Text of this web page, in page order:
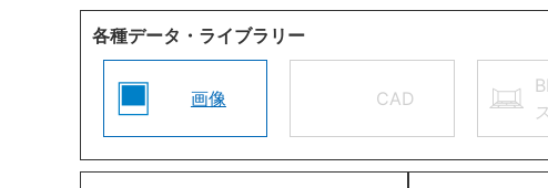
各種データ・ライブラリー
画像 CAD